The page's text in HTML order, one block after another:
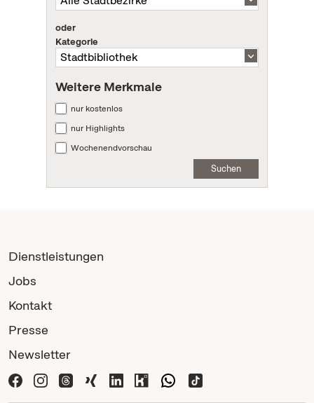
oder
Kategorie
Weitere Merkmale
nur kostenlos
nur Highlights
Wochenendvorschau
Suchen
Dienstleistungen
Jobs
Kontakt
Presse
Newsletter